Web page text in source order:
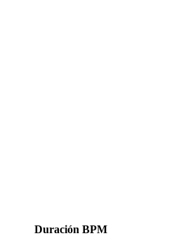
Duración BPM